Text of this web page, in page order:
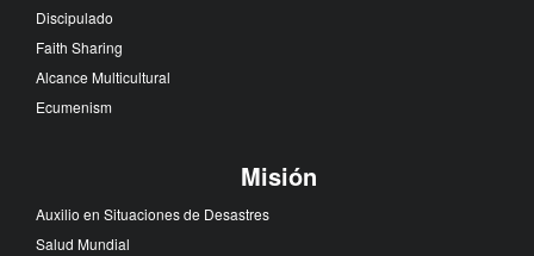
Discipulado
Faith Sharing
Alcance Multicultural
Ecumenism
Misión
Auxilio en Situaciones de Desastres
Salud Mundial